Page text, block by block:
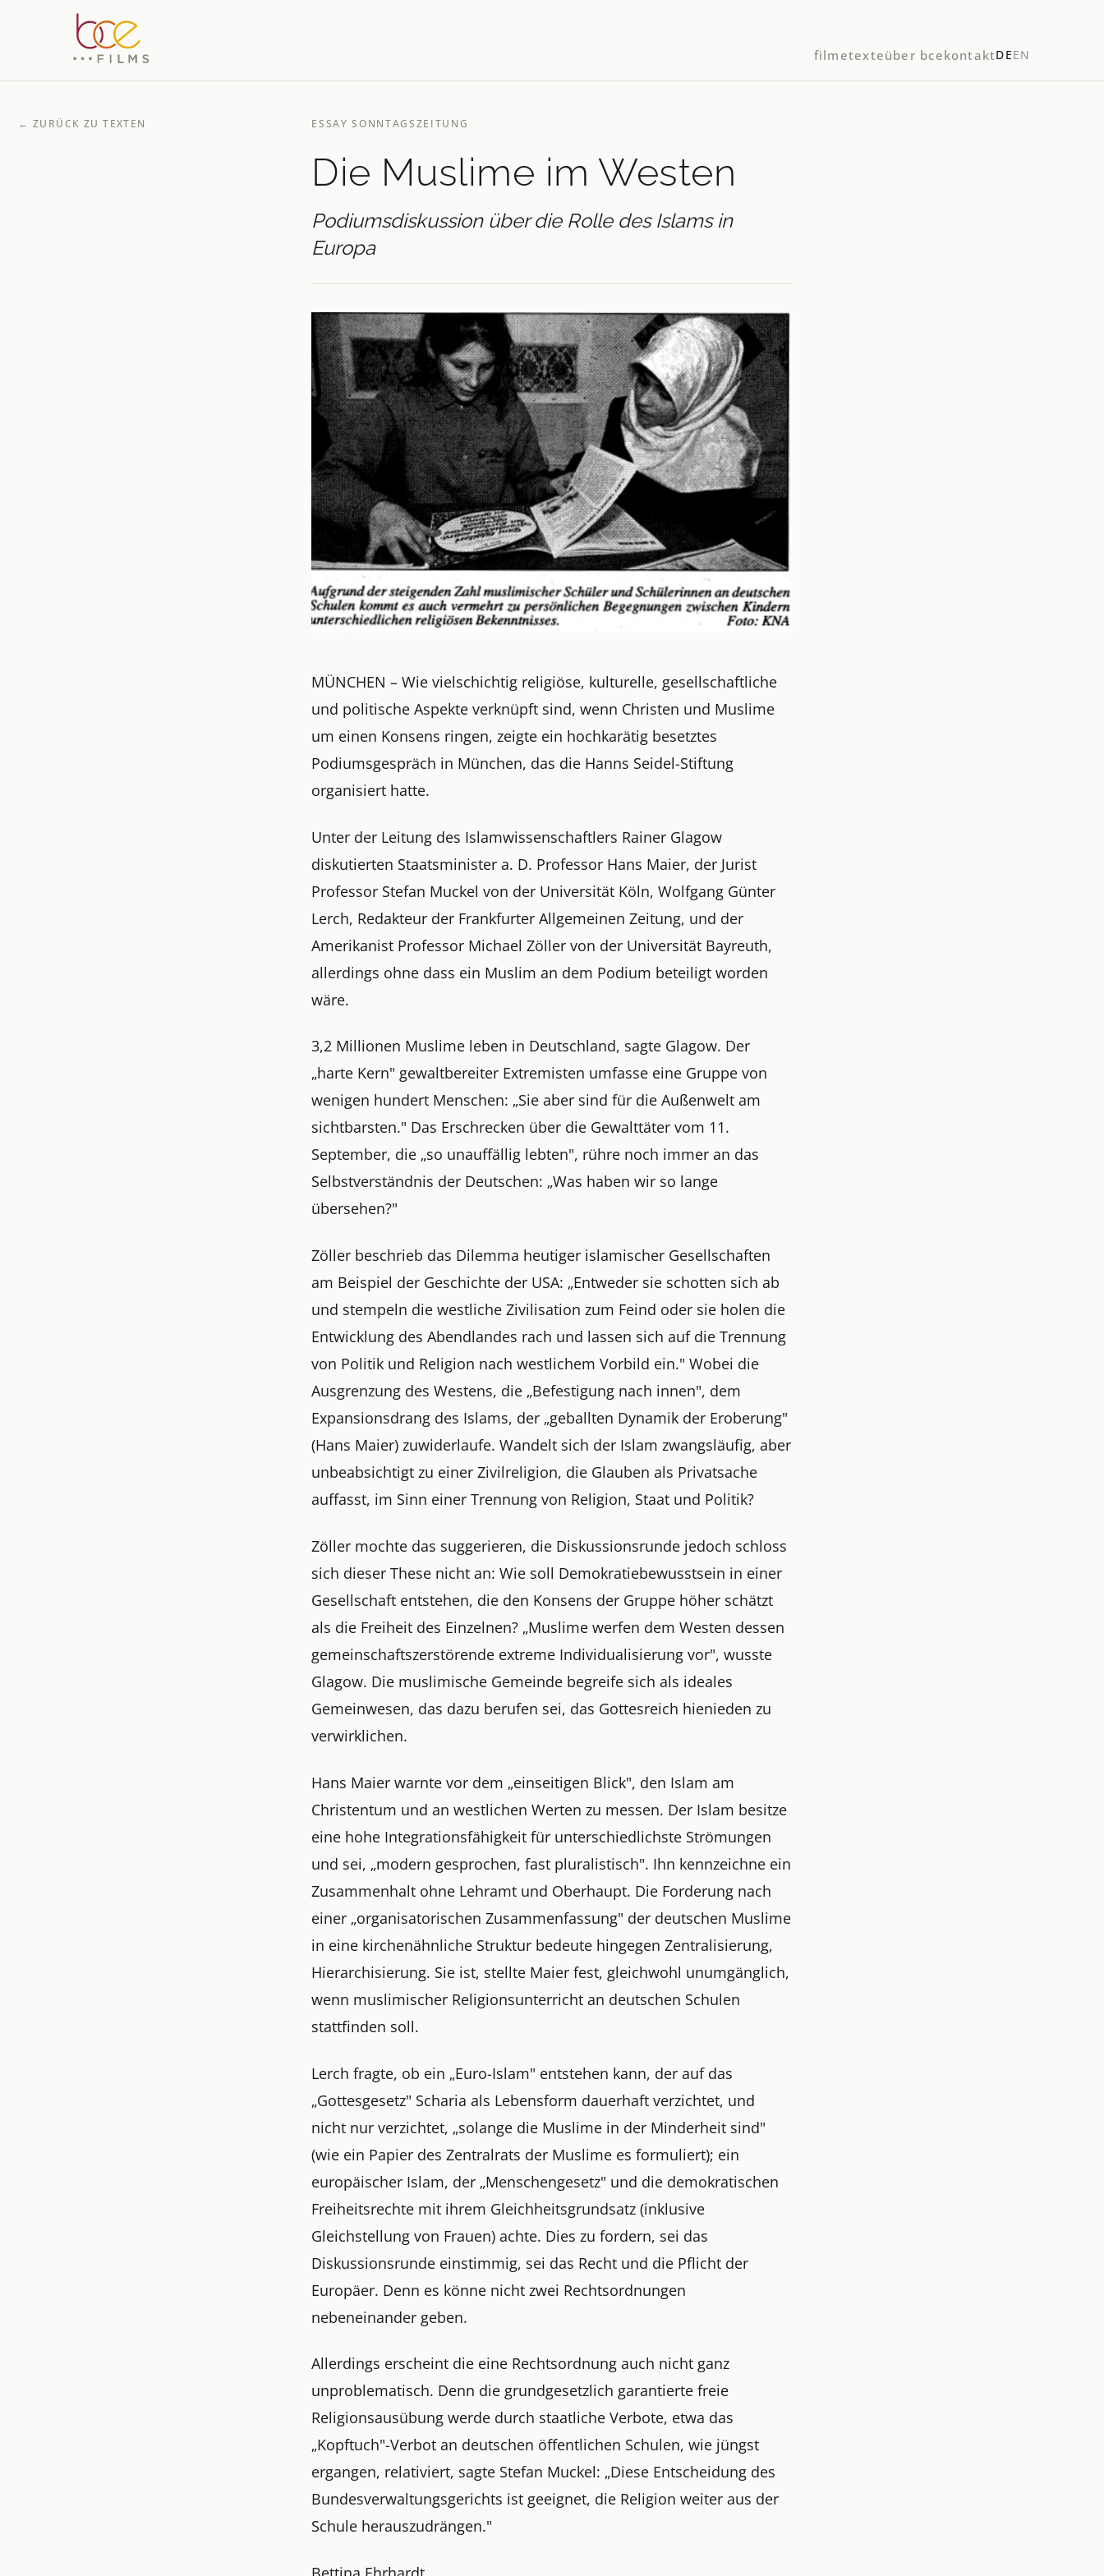
filmetexteüber bcekontaktDEEN
← ZURÜCK ZU TEXTEN ESSAY SONNTAGSZEITUNG
Die Muslime im Westen
Podiumsdiskussion über die Rolle des Islams in
Europa
MÜNCHEN – Wie vielschichtig religiöse, kulturelle, gesellschaftliche
und politische Aspekte verknüpft sind, wenn Christen und Muslime
um einen Konsens ringen, zeigte ein hochkarätig besetztes
Podiumsgespräch in München, das die Hanns Seidel-Stiftung
organisiert hatte.
Unter der Leitung des Islamwissenschaftlers Rainer Glagow
diskutierten Staatsminister a. D. Professor Hans Maier, der Jurist
Professor Stefan Muckel von der Universität Köln, Wolfgang Günter
Lerch, Redakteur der Frankfurter Allgemeinen Zeitung, und der
Amerikanist Professor Michael Zöller von der Universität Bayreuth,
allerdings ohne dass ein Muslim an dem Podium beteiligt worden
wäre.
3,2 Millionen Muslime leben in Deutschland, sagte Glagow. Der
„harte Kern" gewaltbereiter Extremisten umfasse eine Gruppe von
wenigen hundert Menschen: „Sie aber sind für die Außenwelt am
sichtbarsten." Das Erschrecken über die Gewalttäter vom 11.
September, die „so unauffällig lebten", rühre noch immer an das
Selbstverständnis der Deutschen: „Was haben wir so lange
übersehen?"
Zöller beschrieb das Dilemma heutiger islamischer Gesellschaften
am Beispiel der Geschichte der USA: „Entweder sie schotten sich ab
und stempeln die westliche Zivilisation zum Feind oder sie holen die
Entwicklung des Abendlandes rach und lassen sich auf die Trennung
von Politik und Religion nach westlichem Vorbild ein." Wobei die
Ausgrenzung des Westens, die „Befestigung nach innen", dem
Expansionsdrang des Islams, der „geballten Dynamik der Eroberung"
(Hans Maier) zuwiderlaufe. Wandelt sich der Islam zwangsläufig, aber
unbeabsichtigt zu einer Zivilreligion, die Glauben als Privatsache
auffasst, im Sinn einer Trennung von Religion, Staat und Politik?
Zöller mochte das suggerieren, die Diskussionsrunde jedoch schloss
sich dieser These nicht an: Wie soll Demokratiebewusstsein in einer
Gesellschaft entstehen, die den Konsens der Gruppe höher schätzt
als die Freiheit des Einzelnen? „Muslime werfen dem Westen dessen
gemeinschaftszerstörende extreme Individualisierung vor", wusste
Glagow. Die muslimische Gemeinde begreife sich als ideales
Gemeinwesen, das dazu berufen sei, das Gottesreich hienieden zu
verwirklichen.
Hans Maier warnte vor dem „einseitigen Blick", den Islam am
Christentum und an westlichen Werten zu messen. Der Islam besitze
eine hohe Integrationsfähigkeit für unterschiedlichste Strömungen
und sei, „modern gesprochen, fast pluralistisch". Ihn kennzeichne ein
Zusammenhalt ohne Lehramt und Oberhaupt. Die Forderung nach
einer „organisatorischen Zusammenfassung" der deutschen Muslime
in eine kirchenähnliche Struktur bedeute hingegen Zentralisierung,
Hierarchisierung. Sie ist, stellte Maier fest, gleichwohl unumgänglich,
wenn muslimischer Religionsunterricht an deutschen Schulen
stattfinden soll.
Lerch fragte, ob ein „Euro-Islam" entstehen kann, der auf das
„Gottesgesetz" Scharia als Lebensform dauerhaft verzichtet, und
nicht nur verzichtet, „solange die Muslime in der Minderheit sind"
(wie ein Papier des Zentralrats der Muslime es formuliert); ein
europäischer Islam, der „Menschengesetz" und die demokratischen
Freiheitsrechte mit ihrem Gleichheitsgrundsatz (inklusive
Gleichstellung von Frauen) achte. Dies zu fordern, sei das
Diskussionsrunde einstimmig, sei das Recht und die Pflicht der
Europäer. Denn es könne nicht zwei Rechtsordnungen
nebeneinander geben.
Allerdings erscheint die eine Rechtsordnung auch nicht ganz
unproblematisch. Denn die grundgesetzlich garantierte freie
Religionsausübung werde durch staatliche Verbote, etwa das
„Kopftuch"-Verbot an deutschen öffentlichen Schulen, wie jüngst
ergangen, relativiert, sagte Stefan Muckel: „Diese Entscheidung des
Bundesverwaltungsgerichts ist geeignet, die Religion weiter aus der
Schule herauszudrängen."